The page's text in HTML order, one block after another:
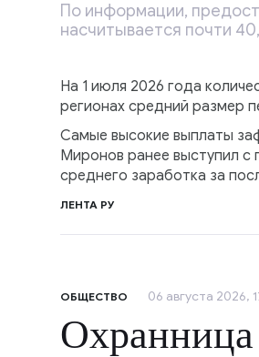
По информации,
насчитывается почти
На 1 июля 2026 года
регионах средний размер
Самые высокие выплаты
Миронов ранее выступил с
среднего заработка за
ЛЕНТА РУ
ОБЩЕСТВО 06 августа 2026,
Охранница